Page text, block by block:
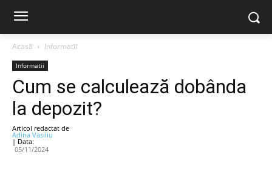
Acasă Informatii
Informatii
Cum se calculează dobânda
la depozit?
Articol redactat de
Adina Vasiliu
| Data:
05/11/2024